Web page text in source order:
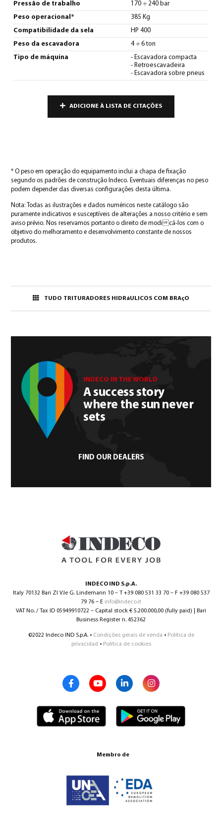
Pressão de trabalho 170 ÷ 240 bar
Peso operacional* 385 Kg
Compatibilidade da sela HP 400
Peso da escavadora 4 ÷ 6 ton
Tipo de máquina
- Escavadora compacta
- Retroescavadeira
- Escavadora sobre pneus
ADICIONE À LISTA DE CITAÇÕES
* O peso em operação do equipamento inclui a chapa de fixação
segundo os padrões de construção Indeco. Eventuais diferenças no peso
podem depender das diversas configurações desta última.
Nota: Todas as ilustrações e dados numéricos neste catálogo são
puramente indicativos e susceptíveis de alterações a nosso critério e sem
aviso prévio. Nos reservamos portanto o direito de modicá-los com o
objetivo do melhoramento e desenvolvimento constante de nossos
produtos.
TUDO TRITURADORES HIDRáULICOS COM BRAçO
INDECO IN THE WORLD
A success story
where the sun never
sets
FIND OUR DEALERS
INDECO IND S.p.A.
Italy 70132 Bari ZI V.le G. Lindemann 10 – T +39 080 531 33 70 – F +39 080 537
79 76 – E info@indeco.it
VAT No. / Tax ID 05949910722 – Capital stock € 5.200.000,00 (fully paid) | Bari
Business Register n. 452362
©2022 Indeco IND S.p.A. • Condições gerais de venda • Política de
privacidad • Política de cookies
Membro de